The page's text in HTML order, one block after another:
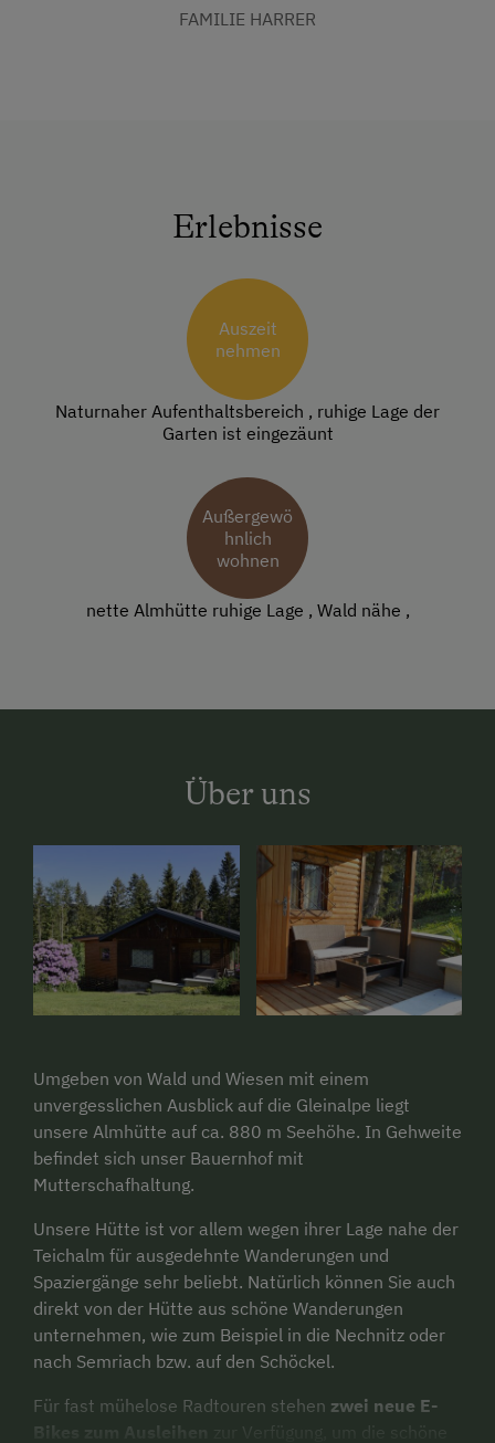
FAMILIE HARRER
Erlebnisse
Auszeit
nehmen
Naturnaher Aufenthaltsbereich , ruhige Lage der
Garten ist eingezäunt
Außergewö
hnlich
wohnen
nette Almhütte ruhige Lage , Wald nähe ,
Über uns
Umgeben von Wald und Wiesen mit einem
unvergesslichen Ausblick auf die Gleinalpe liegt
unsere Almhütte auf ca. 880 m Seehöhe. In Gehweite
befindet sich unser Bauernhof mit
Mutterschafhaltung.
Unsere Hütte ist vor allem wegen ihrer Lage nahe der
Teichalm für ausgedehnte Wanderungen und
Spaziergänge sehr beliebt. Natürlich können Sie auch
direkt von der Hütte aus schöne Wanderungen
unternehmen, wie zum Beispiel in die Nechnitz oder
nach Semriach bzw. auf den Schöckel.
Für fast mühelose Radtouren stehen zwei neue E-
Bikes zum Ausleihen
zur Verfügung, um